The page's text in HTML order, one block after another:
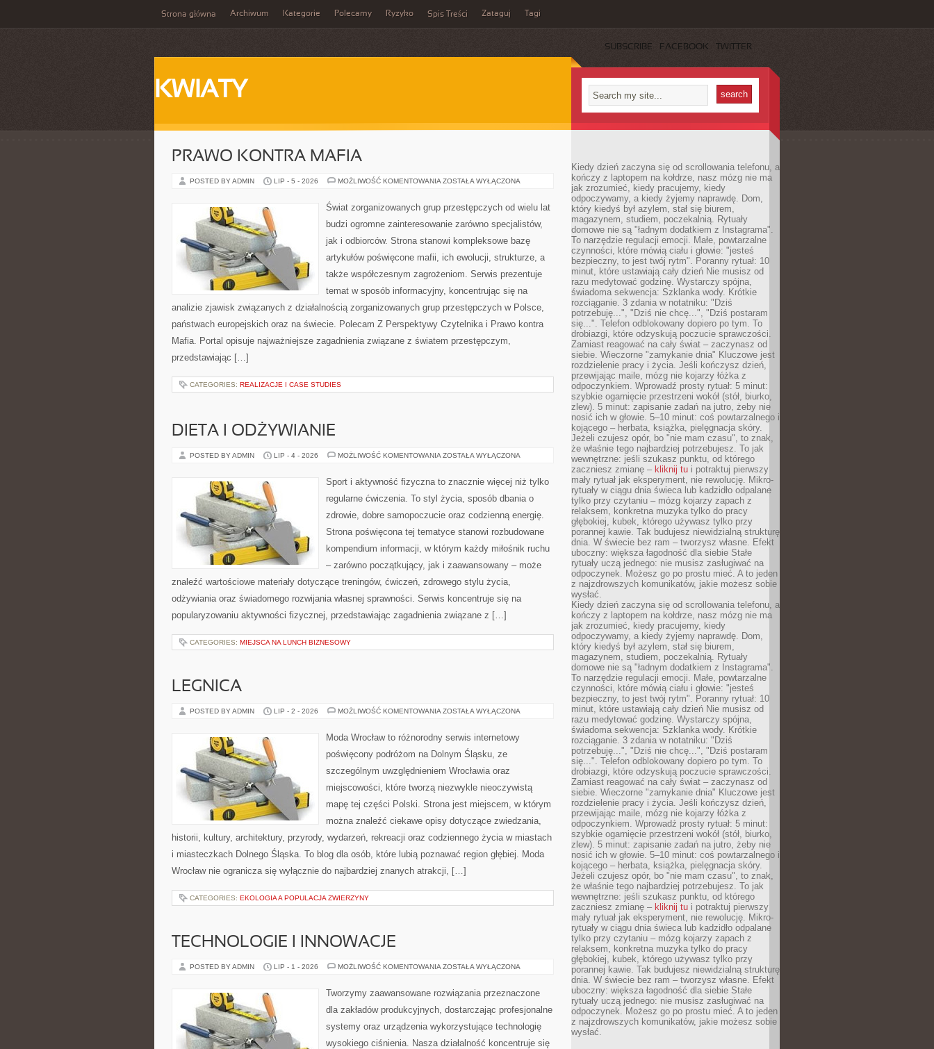
Strona główna Archiwum Kategorie Polecamy Ryzyko Spis Treści Zataguj Tagi
SUBSCRIBE FACEBOOK TWITTER
KWIATY
PRAWO KONTRA MAFIA
POSTED BY ADMIN LIP - 5 - 2026 MOŻLIWOŚĆ KOMENTOWANIA PRAWO
ZOSTAŁA WYŁĄCZONA
Świat zorganizowanych grup przestępczych od wielu lat
budzi ogromne zainteresowanie zarówno specjalistów,
jak i odbiorców. Strona stanowi kompleksowe bazę
artykułów poświęcone mafii, ich ewolucji, strukturze, a
także współczesnym zagrożeniom. Serwis prezentuje
temat w sposób informacyjny, koncentrując się na
analizie zjawisk związanych z działalnością zorganizowanych grup przestępczych w Polsce,
państwach europejskich oraz na świecie. Polecam Z Perspektywy Czytelnika i Prawo kontra
Mafia. Portal opisuje najważniejsze zagadnienia związane z światem przestępczym,
przedstawiając […]
CATEGORIES: REALIZACJE I CASE STUDIES
DIETA I ODŻYWIANIE
POSTED BY ADMIN LIP - 4 - 2026 MOŻLIWOŚĆ KOMENTOWANIA DIETA
ZOSTAŁA WYŁĄCZONA
Sport i aktywność fizyczna to znacznie więcej niż tylko
regularne ćwiczenia. To styl życia, sposób dbania o
zdrowie, dobre samopoczucie oraz codzienną energię.
Strona poświęcona tej tematyce stanowi rozbudowane
kompendium informacji, w którym każdy miłośnik ruchu
– zarówno początkujący, jak i zaawansowany – może
znaleźć wartościowe materiały dotyczące treningów, ćwiczeń, zdrowego stylu życia,
odżywiania oraz świadomego rozwijania własnej sprawności. Serwis koncentruje się na
popularyzowaniu aktywności fizycznej, przedstawiając zagadnienia związane z […]
CATEGORIES: MIEJSCA NA LUNCH BIZNESOWY
LEGNICA
POSTED BY ADMIN LIP - 2 - 2026 MOŻLIWOŚĆ KOMENTOWANIA LEGNICA
ZOSTAŁA WYŁĄCZONA
Moda Wrocław to różnorodny serwis internetowy
poświęcony podróżom na Dolnym Śląsku, ze
szczególnym uwzględnieniem Wrocławia oraz
miejscowości, które tworzą niezwykle nieoczywistą
mapę tej części Polski. Strona jest miejscem, w którym
można znaleźć ciekawe opisy dotyczące zwiedzania,
historii, kultury, architektury, przyrody, wydarzeń, rekreacji oraz codziennego życia w miastach
i miasteczkach Dolnego Śląska. To blog dla osób, które lubią poznawać region głębiej. Moda
Wrocław nie ogranicza się wyłącznie do najbardziej znanych atrakcji, […]
CATEGORIES: EKOLOGIA A POPULACJA ZWIERZYNY
TECHNOLOGIE I INNOWACJE
POSTED BY ADMIN LIP - 1 - 2026 MOŻLIWOŚĆ KOMENTOWANIA TECHNOLOGIE
ZOSTAŁA WYŁĄCZONA
Tworzymy zaawansowane rozwiązania przeznaczone
dla zakładów produkcyjnych, dostarczając profesjonalne
systemy oraz urządzenia wykorzystujące technologię
wysokiego ciśnienia. Nasza działalność koncentruje się
Kiedy dzień zaczyna się od scrollowania telefonu, a
kończy z laptopem na kołdrze, nasz mózg nie ma
jak zrozumieć, kiedy pracujemy, kiedy
odpoczywamy, a kiedy żyjemy naprawdę. Dom,
który kiedyś był azylem, stał się biurem,
magazynem, studiem, poczekalnią. Rytuały
domowe nie są "ładnym dodatkiem z Instagrama".
To narzędzie regulacji emocji. Małe, powtarzalne
czynności, które mówią ciału i głowie: "jesteś
bezpieczny, to jest twój rytm". Poranny rytuał: 10
minut, które ustawiają cały dzień Nie musisz od
razu medytować godzinę. Wystarczy spójna,
świadoma sekwencja: Szklanka wody. Krótkie
rozciąganie. 3 zdania w notatniku: "Dziś
potrzebuję...", "Dziś nie chcę...", "Dziś postaram
się...". Telefon odblokowany dopiero po tym. To
drobiazgi, które odzyskują poczucie sprawczości.
Zamiast reagować na cały świat – zaczynasz od
siebie. Wieczorne "zamykanie dnia" Kluczowe jest
rozdzielenie pracy i życia. Jeśli kończysz dzień,
przewijając maile, mózg nie kojarzy łóżka z
odpoczynkiem. Wprowadź prosty rytuał: 5 minut:
szybkie ogarnięcie przestrzeni wokół (stół, biurko,
zlew). 5 minut: zapisanie zadań na jutro, żeby nie
nosić ich w głowie. 5–10 minut: coś powtarzalnego i
kojącego – herbata, książka, pielęgnacja skóry.
Jeżeli czujesz opór, bo "nie mam czasu", to znak,
że właśnie tego najbardziej potrzebujesz. To jak
wewnętrzne: jeśli szukasz punktu, od którego
zaczniesz zmianę – kliknij tu i potraktuj pierwszy
mały rytuał jak eksperyment, nie rewolucję. Mikro-
rytuały w ciągu dnia świeca lub kadzidło odpalane
tylko przy czytaniu – mózg kojarzy zapach z
relaksem, konkretna muzyka tylko do pracy
głębokiej, kubek, którego używasz tylko przy
porannej kawie. Tak budujesz niewidzialną strukturę
dnia. W świecie bez ram – tworzysz własne. Efekt
uboczny: większa łagodność dla siebie Stałe
rytuały uczą jednego: nie musisz zasługiwać na
odpoczynek. Możesz go po prostu mieć. A to jeden
z najzdrowszych komunikatów, jakie możesz sobie
wysłać.
Kiedy dzień zaczyna się od scrollowania telefonu, a
kończy z laptopem na kołdrze, nasz mózg nie ma
jak zrozumieć, kiedy pracujemy, kiedy
odpoczywamy, a kiedy żyjemy naprawdę. Dom,
który kiedyś był azylem, stał się biurem,
magazynem, studiem, poczekalnią. Rytuały
domowe nie są "ładnym dodatkiem z Instagrama".
To narzędzie regulacji emocji. Małe, powtarzalne
czynności, które mówią ciału i głowie: "jesteś
bezpieczny, to jest twój rytm". Poranny rytuał: 10
minut, które ustawiają cały dzień Nie musisz od
razu medytować godzinę. Wystarczy spójna,
świadoma sekwencja: Szklanka wody. Krótkie
rozciąganie. 3 zdania w notatniku: "Dziś
potrzebuję...", "Dziś nie chcę...", "Dziś postaram
się...". Telefon odblokowany dopiero po tym. To
drobiazgi, które odzyskują poczucie sprawczości.
Zamiast reagować na cały świat – zaczynasz od
siebie. Wieczorne "zamykanie dnia" Kluczowe jest
rozdzielenie pracy i życia. Jeśli kończysz dzień,
przewijając maile, mózg nie kojarzy łóżka z
odpoczynkiem. Wprowadź prosty rytuał: 5 minut:
szybkie ogarnięcie przestrzeni wokół (stół, biurko,
zlew). 5 minut: zapisanie zadań na jutro, żeby nie
nosić ich w głowie. 5–10 minut: coś powtarzalnego i
kojącego – herbata, książka, pielęgnacja skóry.
Jeżeli czujesz opór, bo "nie mam czasu", to znak,
że właśnie tego najbardziej potrzebujesz. To jak
wewnętrzne: jeśli szukasz punktu, od którego
zaczniesz zmianę – kliknij tu i potraktuj pierwszy
mały rytuał jak eksperyment, nie rewolucję. Mikro-
rytuały w ciągu dnia świeca lub kadzidło odpalane
tylko przy czytaniu – mózg kojarzy zapach z
relaksem, konkretna muzyka tylko do pracy
głębokiej, kubek, którego używasz tylko przy
porannej kawie. Tak budujesz niewidzialną strukturę
dnia. W świecie bez ram – tworzysz własne. Efekt
uboczny: większa łagodność dla siebie Stałe
rytuały uczą jednego: nie musisz zasługiwać na
odpoczynek. Możesz go po prostu mieć. A to jeden
z najzdrowszych komunikatów, jakie możesz sobie
wysłać.